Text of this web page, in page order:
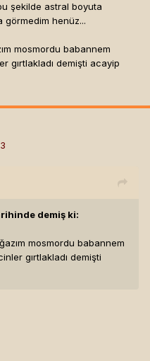
şekilde astral boyuta
görmedim henüz...
mosmordu babannem
gırtlakladı demişti acayip
demiş ki:
mosmordu babannem
gırtlakladı demişti